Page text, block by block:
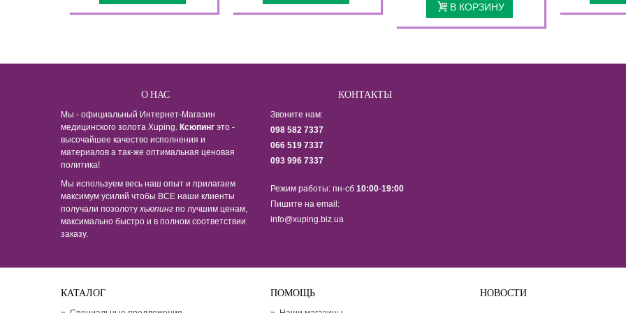
В КОРЗИНУ
О НАС
Мы - официальный Интернет-Магазин
медицинского золота Xuping. Ксюпинг это -
высочайшее качество исполнения и
материалов а так-же оптимальная ценовая
политика!
Мы используем весь наш опыт и прилагаем
максимум усилий чтобы ВСЕ наши клиенты
получали позолотухьюпинг по лучшим ценам,
максимально быстро и в полном соответствии
заказу.
КОНТАКТЫ
Звоните нам:
098 582 7337
066 519 7337
093 996 7337
Режим работы: пн-сб 10:00-19:00
Пишите на email:
info@xuping.biz.ua
КАТАЛОГ ПОМОЩЬ НОВОСТИ